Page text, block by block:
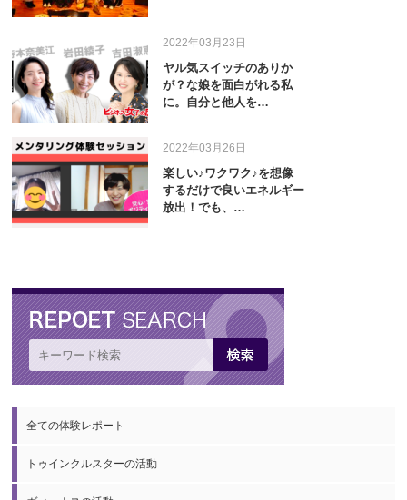
2022年03月23日
ヤル気スイッチのありか
が？な娘を面白がれる私
に。自分と他人を…
2022年03月26日
楽しい♪ワクワク♪を想像
するだけで良いエネルギー
放出！でも、…
全ての体験レポート
トゥインクルスターの活動